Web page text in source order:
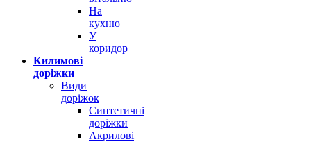
На
кухню
У
коридор
Килимові
доріжки
Види
доріжок
Синтетичні
доріжки
Акрилові